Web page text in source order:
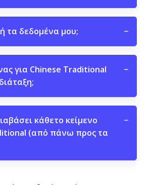
τα δεδομένα μου; −
για Chinese Traditional
−
κάθετο κείμενο
(από πάνω προς τα
−